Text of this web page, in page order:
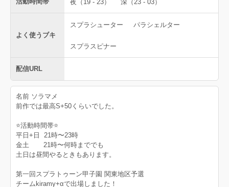
夜（19 - 23） 深（23 - 03）
よく使うブキ
スプラシューター パラシェルター
スプラスピナー
配信URL
名前 ソラマメ
前作では最高S+50くらいでした。
⭐️活動時間帯⭐️
平日+日 21時〜23時
金土 21時〜何時まででも
土日は昼間やるときもあります。
第一回スプラトゥーン甲子園 関東地区予選
チームkiramy+αで出場しました！